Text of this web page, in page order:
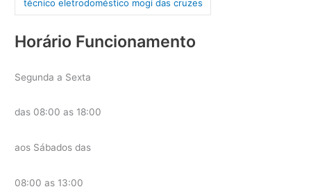
técnico eletrodoméstico mogi das cruzes
Horário Funcionamento
Segunda a Sexta
das 08:00 as 18:00
aos Sábados das
08:00 as 13:00